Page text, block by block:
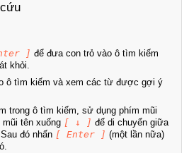
] để đưa con trỏ vào ô tìm kiếm
khỏi.
ô tìm kiếm và xem các từ được gợi ý
trong ô tìm kiếm, sử dụng phím mũi
mũi tên xuống [ ↓ ] để di chuyển giữa
đó nhấn [ Enter ] (một lần nữa)